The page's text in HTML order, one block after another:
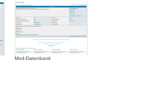
Mod-Datenbank